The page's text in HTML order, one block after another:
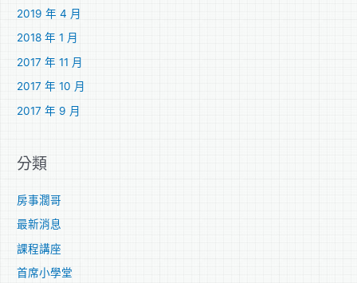
2019 年 4 月
2018 年 1 月
2017 年 11 月
2017 年 10 月
2017 年 9 月
分類
房事濶哥
最新消息
課程講座
首席小學堂